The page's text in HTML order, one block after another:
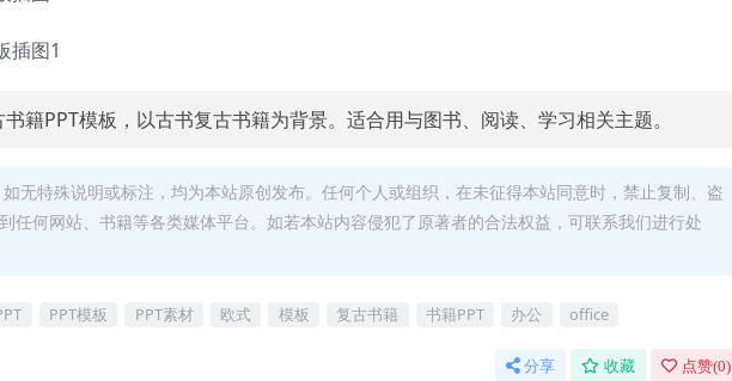
籍PPT模板，以古书复古书籍为背景。适合用与图书、阅读、学习相关主题。
无特殊说明或标注，均为本站原创发布。任何个人或组织，在未征得本站同意时，禁止复制、盗
任何网站、书籍等各类媒体平台。如若本站内容侵犯了原著者的合法权益，可联系我们进行处
PPT模板 PPT素材 欧式 模板 复古书籍 书籍PPT 办公 office
分享 收藏 点赞(0)